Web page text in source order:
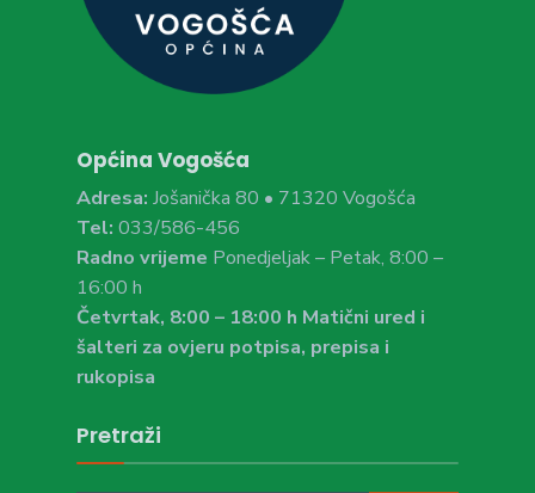
Općina Vogošća
Adresa: Jošanička 80 • 71320 Vogošća
Tel: 033/586-456
Radno vrijeme Ponedjeljak – Petak, 8:00 –
16:00 h
Četvrtak, 8:00 – 18:00 h Matični ured i
šalteri za ovjeru potpisa, prepisa i
rukopisa
Pretraži